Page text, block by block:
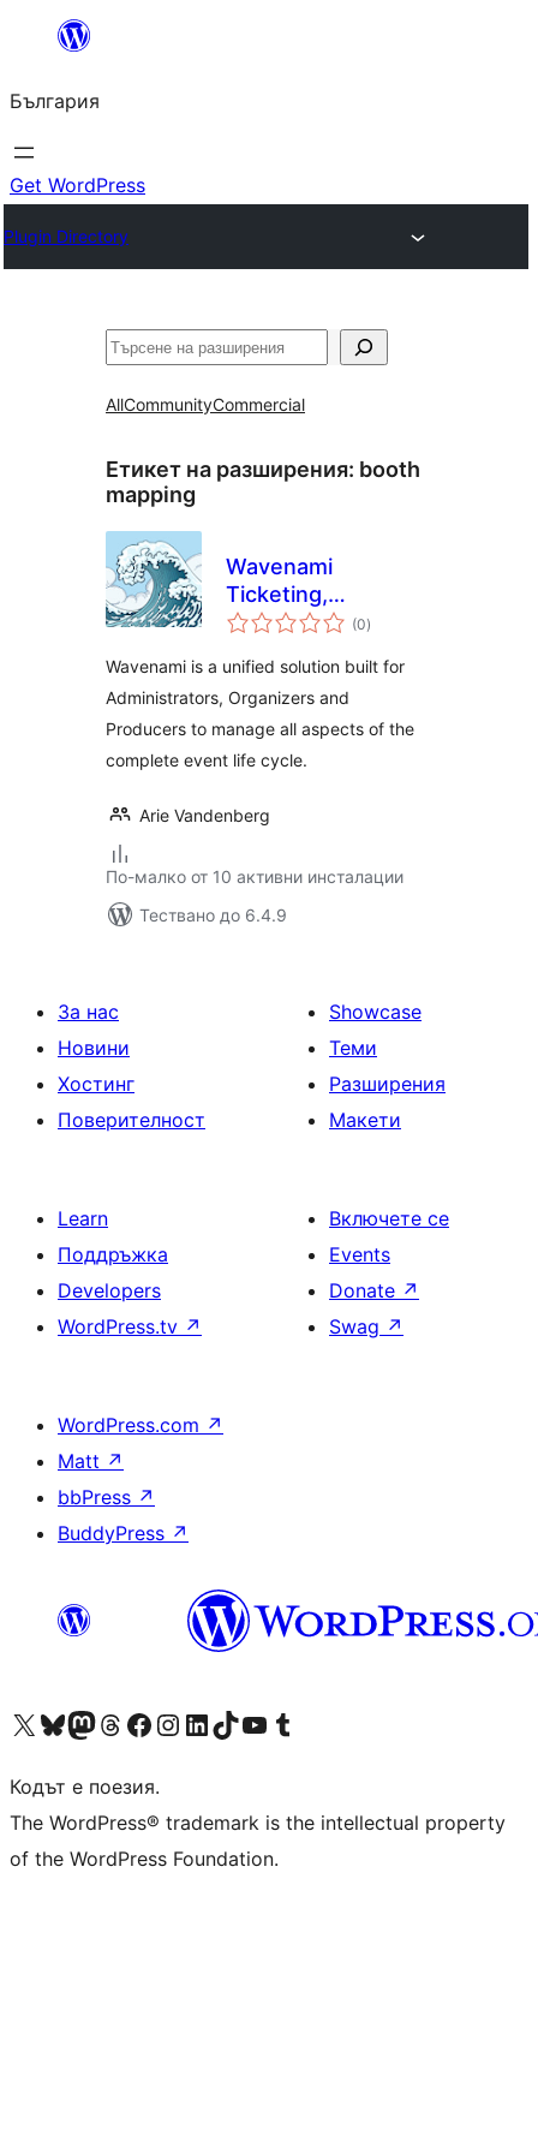
България
Get WordPress
Plugin Directory
Търсене
AllCommunityCommercial
Етикет на разширения: booth
mapping
Wavenami
Ticketing,
Symposium
Application Forms &
Mapping
(0общо
оценки
)
Wavenami is a unified solution built for
Administrators, Organizers and
Producers to manage all aspects of the
complete event life cycle.
Arie Vandenberg
По-малко от 10 активни инсталации
Тествано до 6.4.9
За нас
Новини
Хостинг
Поверителност
Showcase
Теми
Разширения
Макети
Learn
Поддръжка
Developers
WordPress.tv ↗
Включете се
Events
Donate ↗
Swag ↗
WordPress.com ↗
Matt ↗
bbPress ↗
BuddyPress ↗
Visit our X (formerly Twitter) account
Visit our Bluesky account
Visit our Mastodon account
Visit our Threads account
Посетете нашата страница във Facebook
Посетете нашия профил в Instagram
Посетете нашия профил в LinkedIn
Visit our TikTok account
Visit our YouTube channel
Visit our Tumblr account
Кодът е поезия.
The WordPress® trademark is the intellectual property
of the WordPress Foundation.